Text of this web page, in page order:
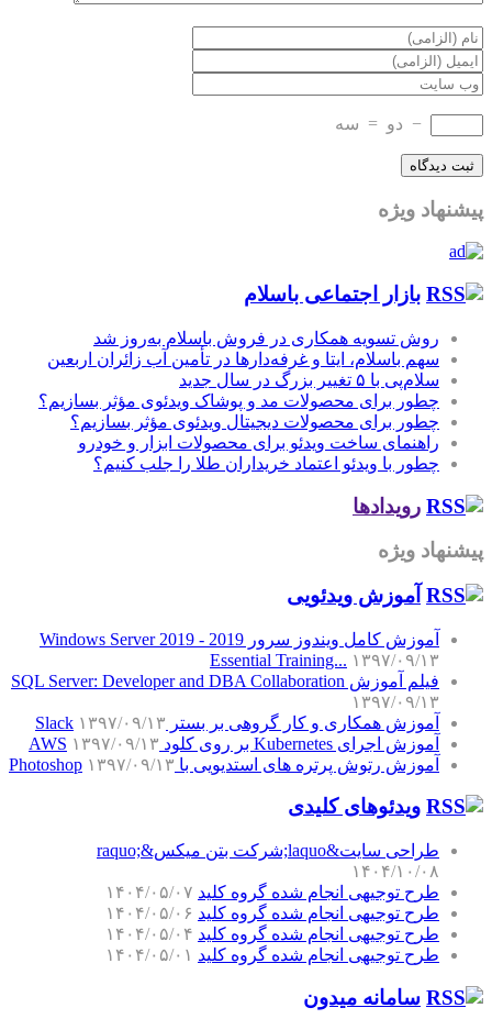
− دو = سه
پیشنهاد ویژه
بازار اجتماعی باسلام
روش تسویه همکاری در فروش باسلام به‌روز شد
سهم باسلام، ایتا و غرفه‌دارها در تأمین آب زائران اربعین
سلام‌پی با ۵ تغییر بزرگ در سال جدید
چطور برای محصولات مد و پوشاک ویدئوی مؤثر بسازیم؟
چطور برای محصولات دیجیتال ویدئوی مؤثر بسازیم؟
راهنمای ساخت ویدئو برای محصولات ابزار و خودرو
چطور با ویدئو اعتماد خریداران طلا را جلب کنیم؟
رویدادها
پیشنهاد ویژه
آموزش‌ ویدئویی
آموزش کامل ویندوز سرور 2019 - Windows Server 2019
Essential Training... ۱۳۹۷/۰۹/۱۳
فیلم آموزش SQL Server: Developer and DBA Collaboration
۱۳۹۷/۰۹/۱۳
آموزش همکاری و کار گروهی بر بستر Slack ۱۳۹۷/۰۹/۱۳
آموزش اجرای Kubernetes بر روی کلود AWS
۱۳۹۷/۰۹/۱۳
آموزش رتوش پرتره های استدیویی با Photoshop ۱۳۹۷/۰۹/۱۳
ویدئوهای کلیدی
طراحی سایت&laquo;شرکت بتن میکس&raquo;
۱۴۰۴/۱۰/۰۸
طرح توجیهی انجام شده گروه کلید ۱۴۰۴/۰۵/۰۷
طرح توجیهی انجام شده گروه کلید ۱۴۰۴/۰۵/۰۶
طرح توجیهی انجام شده گروه کلید ۱۴۰۴/۰۵/۰۴
طرح توجیهی انجام شده گروه کلید ۱۴۰۴/۰۵/۰۱
سامانه میدون